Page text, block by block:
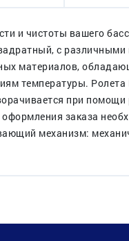
и чистоты вашего
с различными
материалов,
температуры. Ролета
при
заказа
механизм: